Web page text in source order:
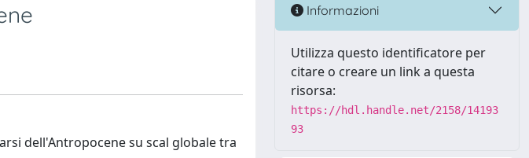
dell'Antropocene su scal globale tra
Informazioni
Utilizza questo identificatore per
citare o creare un link a questa
risorsa:
https://hdl.handle.net/2158/14193
93